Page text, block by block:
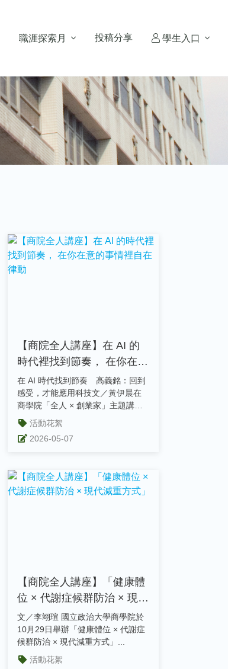
職涯探索月 投稿分享 學生入口
【商院全人講座】在 AI 的
時代裡找到節奏， 在你在意
的事情裡自在律動
在 AI 時代找到節奏 高義銘：回到
感受，才能應用科技文／黃伊晨在
商學院「全人 × 創業家」主題講座
中，Gogolook 數據與...
活動花絮
2026-05-07
【商院全人講座】「健康體
位 × 代謝症候群防治 × 現代
減重方式」
文／李翊瑄 國立政治大學商學院於
10月29日舉辦「健康體位 × 代謝症
候群防治 × 現代減重方式」...
活動花絮